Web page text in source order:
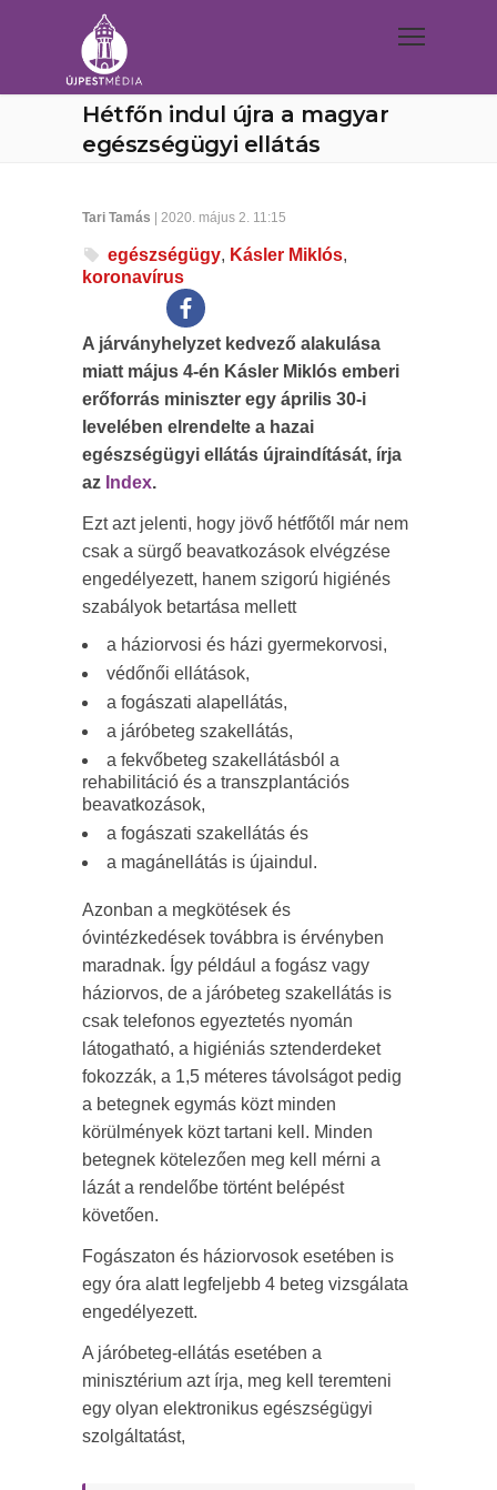
Hétfőn indul újra a magyar
egészségügyi ellátás
Tari Tamás | 2020. május 2. 11:15
egészségügy, Kásler Miklós,
koronavírus
A járványhelyzet kedvező alakulása
miatt május 4-én Kásler Miklós emberi
erőforrás miniszter egy április 30-i
levelében elrendelte a hazai
egészségügyi ellátás újraindítását, írja
az Index.
Ezt azt jelenti, hogy jövő hétfőtől már nem
csak a sürgő beavatkozások elvégzése
engedélyezett, hanem szigorú higiénés
szabályok betartása mellett
a háziorvosi és házi gyermekorvosi,
védőnői ellátások,
a fogászati alapellátás,
a járóbeteg szakellátás,
a fekvőbeteg szakellátásból a
rehabilitáció és a transzplantációs
beavatkozások,
a fogászati szakellátás és
a magánellátás is újaindul.
Azonban a megkötések és
óvintézkedések továbbra is érvényben
maradnak. Így például a fogász vagy
háziorvos, de a járóbeteg szakellátás is
csak telefonos egyeztetés nyomán
látogatható, a higiéniás sztenderdeket
fokozzák, a 1,5 méteres távolságot pedig
a betegnek egymás közt minden
körülmények közt tartani kell. Minden
betegnek kötelezően meg kell mérni a
lázát a rendelőbe történt belépést
követően.
Fogászaton és háziorvosok esetében is
egy óra alatt legfeljebb 4 beteg vizsgálata
engedélyezett.
A járóbeteg-ellátás esetében a
minisztérium azt írja, meg kell teremteni
egy olyan elektronikus egészségügyi
szolgáltatást,